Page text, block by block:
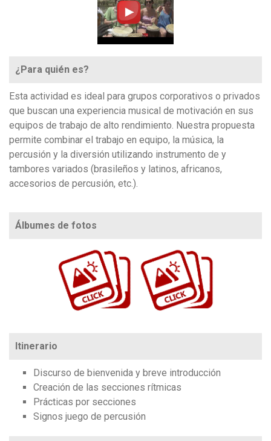
¿Para quién es?
Esta actividad es ideal para grupos corporativos o privados
que buscan una experiencia musical de motivación en sus
equipos de trabajo de alto rendimiento. Nuestra propuesta
permite combinar el trabajo en equipo, la música, la
percusión y la diversión utilizando instrumento de y
tambores variados (brasileños y latinos, africanos,
accesorios de percusión, etc.).
Álbumes de fotos
Itinerario
Discurso de bienvenida y breve introducción
Creación de las secciones rítmicas
Prácticas por secciones
Signos juego de percusión